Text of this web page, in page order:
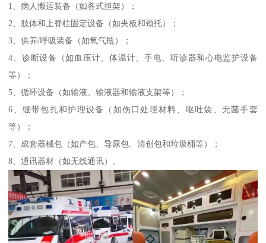
1、病人搬运装备（如各式担架）；
2、肢体和上脊柱固定设备（如夹板和颈托）；
3、供养/呼吸装备（如氧气瓶）；
4、诊断设备（如血压计、体温计、手电、听诊器和心电监护设备
等）；
5、循环设备（如输液、输液器和输液支架等）；
6、绷带包扎和护理设备（如伤口处理材料、呕吐袋、无菌手套
等）；
7、成套器械包（如产包、导尿包、清创包和垃圾桶等）；
8、通讯器材（如无线通讯）。